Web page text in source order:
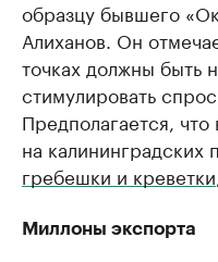
образцу бывшего
Алиханов. Он
точках должны быть
стимулировать
Предполагается,
на калининградских
гребешки и креветки
Миллоны экспорта